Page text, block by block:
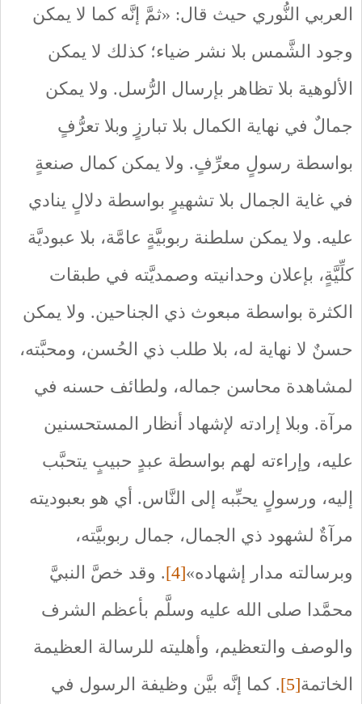
العربي النُّوري حيث قال: «ثمَّ إنَّه كما لا يمكن
وجود الشَّمس بلا نشر ضياء؛ كذلك لا يمكن
الألوهية بلا تظاهر بإرسال الرُّسل. ولا يمكن
جمالٌ في نهاية الكمال بلا تبارزٍ وبلا تعرُّفٍ
بواسطة رسولٍ معرِّفٍ. ولا يمكن كمال صنعةٍ
في غاية الجمال بلا تشهيرٍ بواسطة دلالٍ ينادي
عليه. ولا يمكن سلطنة ربوبيَّةٍ عامَّة، بلا عبوديَّة
كلِّيَّةٍ، بإعلان وحدانيته وصمديَّته في طبقات
الكثرة بواسطة مبعوث ذي الجناحين. ولا يمكن
حسنٌ لا نهاية له، بلا طلب ذي الحُسن، ومحبَّته،
لمشاهدة محاسن جماله، ولطائف حسنه في
مرآة. وبلا إرادته لإشهاد أنظار المستحسنين
عليه، وإراءته لهم بواسطة عبدٍ حبيبٍ يتحبَّب
إليه، ورسولٍ يحبِّبه إلى النَّاس. أي هو بعبوديته
مرآةٌ لشهود ذي الجمال، جمال ربوبيَّته،
وبرسالته مدار إشهاده»[4]
. وقد خصَّ النبيَّ
محمَّدا صلى الله عليه وسلَّم بأعظم الشرف
والوصف والتعظيم، وأهليته للرسالة العظيمة
الخاتمة[5]
. كما إنَّه بيَّن وظيفة الرسول في